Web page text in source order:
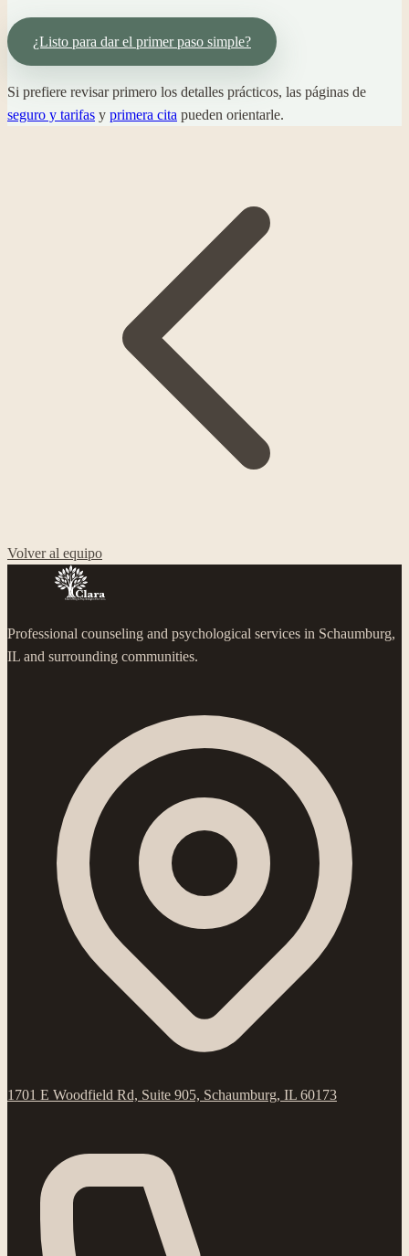
¿Listo para dar el primer paso simple?
Si prefiere revisar primero los detalles prácticos, las páginas de
seguro y tarifas y primera cita pueden orientarle.
Volver al equipo
Professional counseling and psychological services in Schaumburg,
IL and surrounding communities.
1701 E Woodfield Rd, Suite 905, Schaumburg, IL 60173